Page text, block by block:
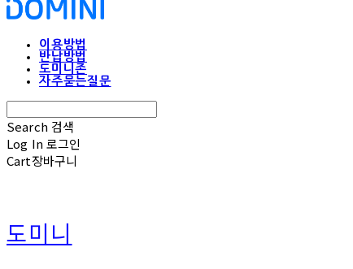
이용방법
반납방법
도미니존
자주묻는질문
Search 검색
Log In로그인
Cart장바구니
도미니